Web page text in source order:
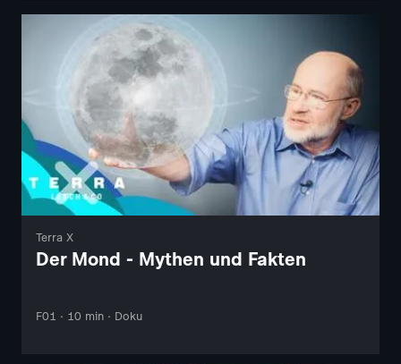
Terra X
Der Mond - Mythen und Fakten
F01 · 10 min · Doku